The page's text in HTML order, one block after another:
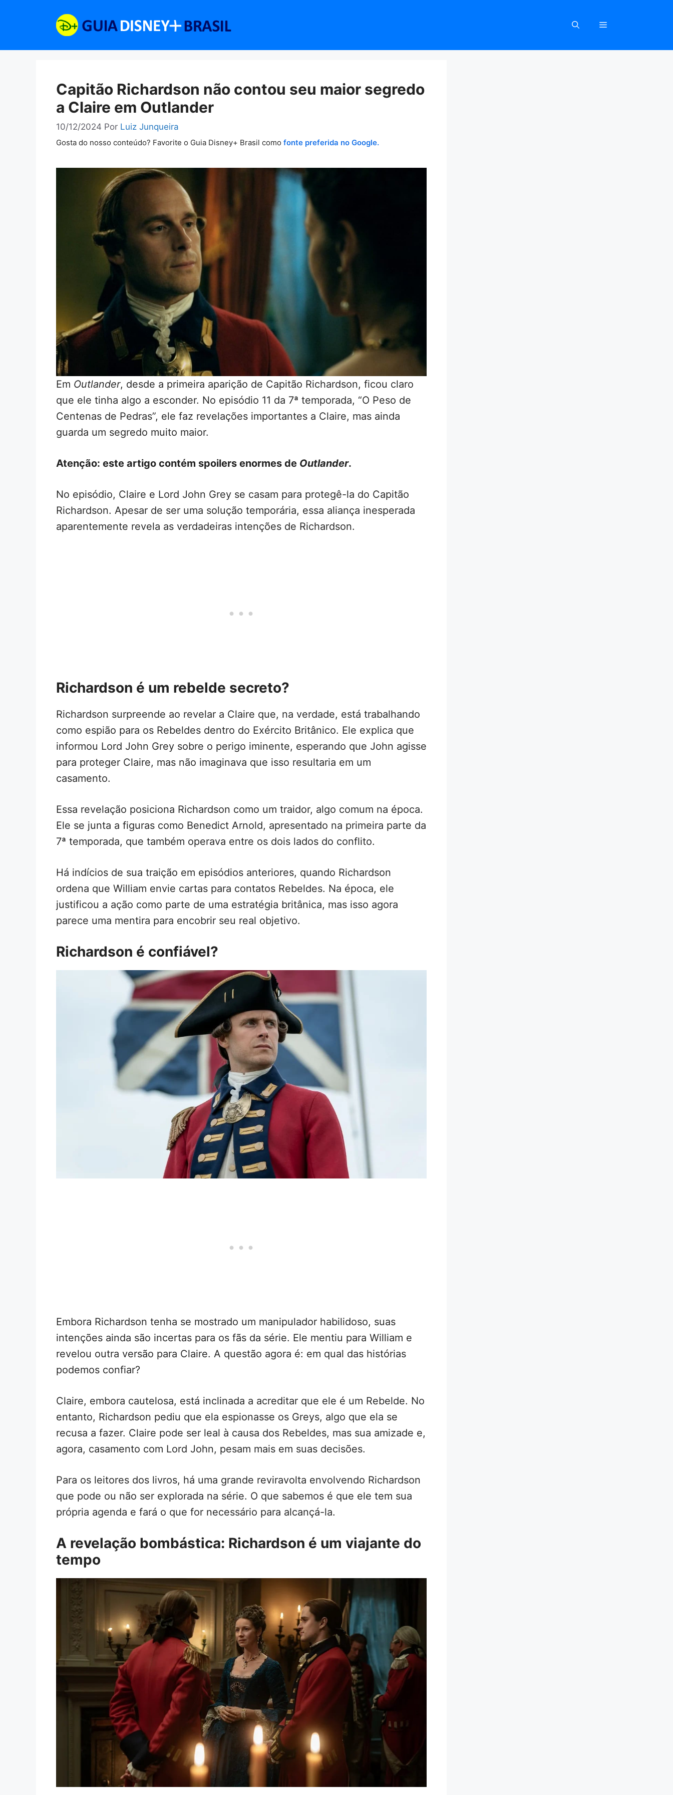
Capitão Richardson não contou seu maior segredo
a Claire em Outlander
10/12/2024 Por Luiz Junqueira
Gosta do nosso conteúdo? Favorite o Guia Disney+ Brasil como fonte preferida no Google.
Em Outlander, desde a primeira aparição de Capitão Richardson, ficou claro
que ele tinha algo a esconder. No episódio 11 da 7ª temporada, “O Peso de
Centenas de Pedras”, ele faz revelações importantes a Claire, mas ainda
guarda um segredo muito maior.
Atenção: este artigo contém spoilers enormes de Outlander.
No episódio, Claire e Lord John Grey se casam para protegê-la do Capitão
Richardson. Apesar de ser uma solução temporária, essa aliança inesperada
aparentemente revela as verdadeiras intenções de Richardson.
Richardson é um rebelde secreto?
Richardson surpreende ao revelar a Claire que, na verdade, está trabalhando
como espião para os Rebeldes dentro do Exército Britânico. Ele explica que
informou Lord John Grey sobre o perigo iminente, esperando que John agisse
para proteger Claire, mas não imaginava que isso resultaria em um
casamento.
Essa revelação posiciona Richardson como um traidor, algo comum na época.
Ele se junta a figuras como Benedict Arnold, apresentado na primeira parte da
7ª temporada, que também operava entre os dois lados do conflito.
Há indícios de sua traição em episódios anteriores, quando Richardson
ordena que William envie cartas para contatos Rebeldes. Na época, ele
justificou a ação como parte de uma estratégia britânica, mas isso agora
parece uma mentira para encobrir seu real objetivo.
Richardson é confiável?
Embora Richardson tenha se mostrado um manipulador habilidoso, suas
intenções ainda são incertas para os fãs da série. Ele mentiu para William e
revelou outra versão para Claire. A questão agora é: em qual das histórias
podemos confiar?
Claire, embora cautelosa, está inclinada a acreditar que ele é um Rebelde. No
entanto, Richardson pediu que ela espionasse os Greys, algo que ela se
recusa a fazer. Claire pode ser leal à causa dos Rebeldes, mas sua amizade e,
agora, casamento com Lord John, pesam mais em suas decisões.
Para os leitores dos livros, há uma grande reviravolta envolvendo Richardson
que pode ou não ser explorada na série. O que sabemos é que ele tem sua
própria agenda e fará o que for necessário para alcançá-la.
A revelação bombástica: Richardson é um viajante do
tempo